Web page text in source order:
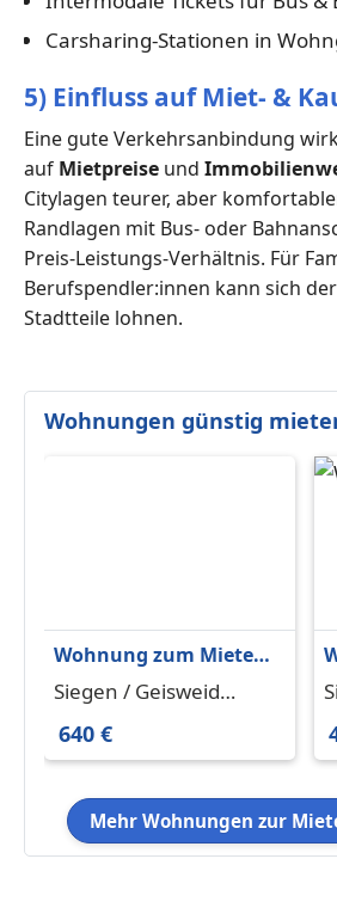
Carsharing-Stationen in
5) Einfluss auf Miet- &
Eine gute Verkehrsanbindung
auf Mietpreise und
Citylagen teurer, aber
Randlagen mit Bus- oder
Preis-Leistungs-Verhältnis. Für
Berufspendler:innen kann sich
Stadtteile lohnen.
Wohnungen günstig
Wohnung zum Mieten
in Siegen Geisweid 640
Siegen / Geisweid
57078
640 €
Mehr Wohnungen zur